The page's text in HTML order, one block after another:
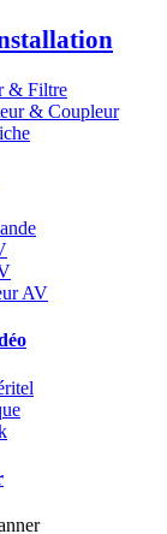
& Filtre
& Coupleur
AV